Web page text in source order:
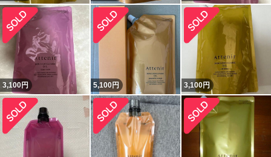
3,100円 5,100円 3,100円